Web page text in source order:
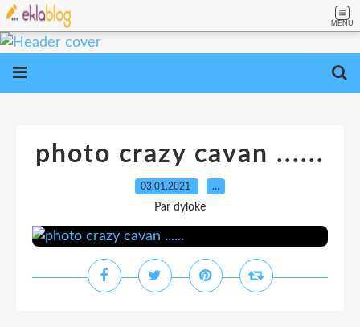
MENU
photo crazy cavan ......
03.01.2021 …
Par dyloke